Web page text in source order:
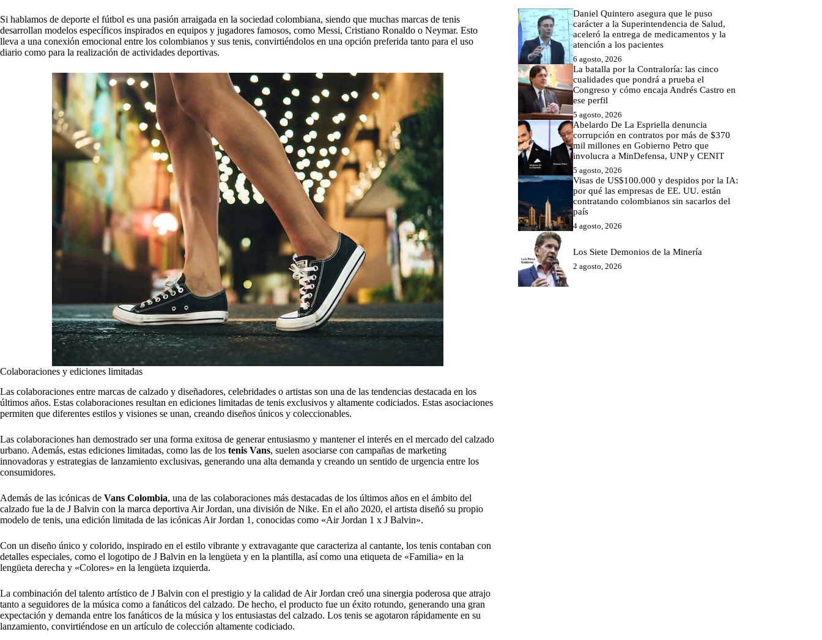
Si hablamos de deporte el fútbol es una pasión arraigada en la sociedad colombiana, siendo que muchas marcas de tenis
desarrollan modelos específicos inspirados en equipos y jugadores famosos, como Messi, Cristiano Ronaldo o Neymar. Esto
lleva a una conexión emocional entre los colombianos y sus tenis, convirtiéndolos en una opción preferida tanto para el uso
diario como para la realización de actividades deportivas.
Colaboraciones y ediciones limitadas
Las colaboraciones entre marcas de calzado y diseñadores, celebridades o artistas son una de las tendencias destacada en los
últimos años. Estas colaboraciones resultan en ediciones limitadas de tenis exclusivos y altamente codiciados. Estas asociaciones
permiten que diferentes estilos y visiones se unan, creando diseños únicos y coleccionables.
Las colaboraciones han demostrado ser una forma exitosa de generar entusiasmo y mantener el interés en el mercado del calzado
urbano. Además, estas ediciones limitadas, como las de los tenis Vans, suelen asociarse con campañas de marketing
innovadoras y estrategias de lanzamiento exclusivas, generando una alta demanda y creando un sentido de urgencia entre los
consumidores.
Además de las icónicas de Vans Colombia, una de las colaboraciones más destacadas de los últimos años en el ámbito del
calzado fue la de J Balvin con la marca deportiva Air Jordan, una división de Nike. En el año 2020, el artista diseñó su propio
modelo de tenis, una edición limitada de las icónicas Air Jordan 1, conocidas como «Air Jordan 1 x J Balvin».
Con un diseño único y colorido, inspirado en el estilo vibrante y extravagante que caracteriza al cantante, los tenis contaban con
detalles especiales, como el logotipo de J Balvin en la lengüeta y en la plantilla, así como una etiqueta de «Familia» en la
lengüeta derecha y «Colores» en la lengüeta izquierda.
La combinación del talento artístico de J Balvin con el prestigio y la calidad de Air Jordan creó una sinergia poderosa que atrajo
tanto a seguidores de la música como a fanáticos del calzado. De hecho, el producto fue un éxito rotundo, generando una gran
expectación y demanda entre los fanáticos de la música y los entusiastas del calzado. Los tenis se agotaron rápidamente en su
lanzamiento, convirtiéndose en un artículo de colección altamente codiciado.
Daniel Quintero asegura que le puso
carácter a la Superintendencia de Salud,
aceleró la entrega de medicamentos y la
atención a los pacientes
6 agosto, 2026
La batalla por la Contraloría: las cinco
cualidades que pondrá a prueba el
Congreso y cómo encaja Andrés Castro en
ese perfil
5 agosto, 2026
Abelardo De La Espriella denuncia
corrupción en contratos por más de $370
mil millones en Gobierno Petro que
involucra a MinDefensa, UNP y CENIT
5 agosto, 2026
Visas de US$100.000 y despidos por la IA:
por qué las empresas de EE. UU. están
contratando colombianos sin sacarlos del
país
4 agosto, 2026
Los Siete Demonios de la Minería
2 agosto, 2026